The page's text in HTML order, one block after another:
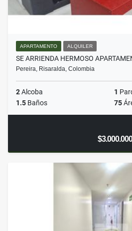
APARTAMENTO ALQUILER
SE ARRIENDA HERMOSO
Pereira, Risaralda, Colombia
2Alcoba 1
1.5 Baños 75